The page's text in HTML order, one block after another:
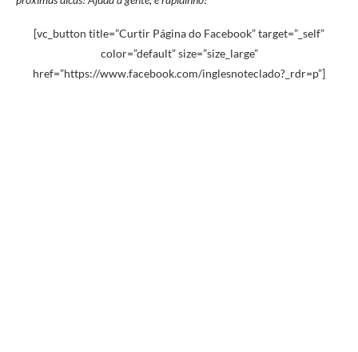
[vc_button title=”Curtir Página do Facebook” target=”_self”
color=”default” size=”size_large”
href=”https://www.facebook.com/inglesnoteclado?_rdr=p”]